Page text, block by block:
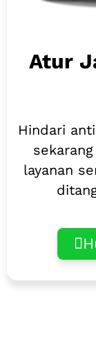
Atur
Hindari
layanan